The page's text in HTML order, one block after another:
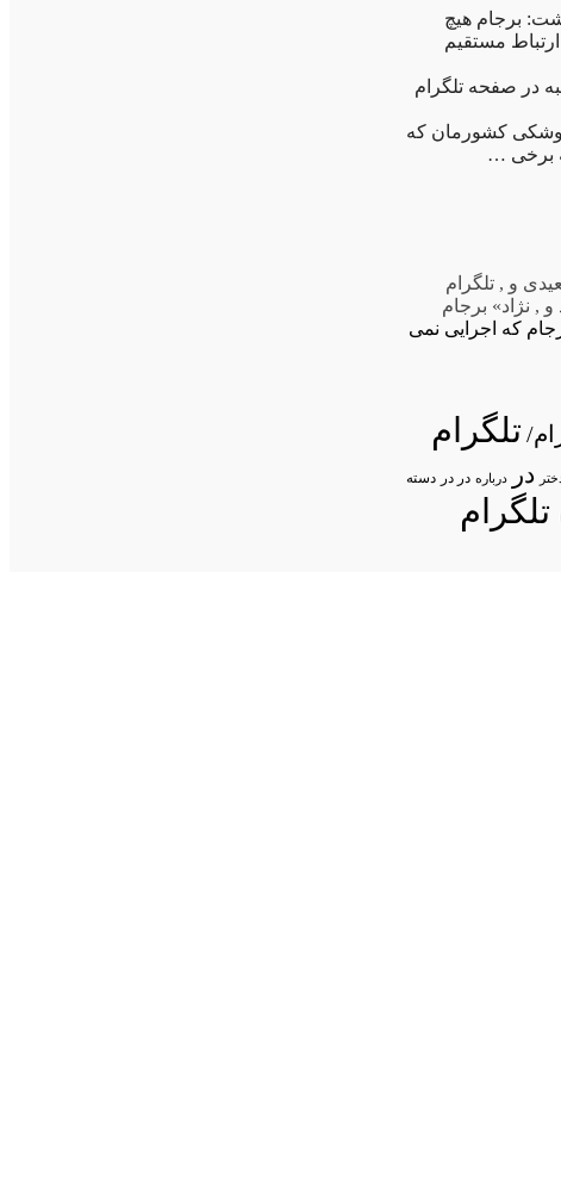
برجام هیچ
مستقیم
در صفحه تلگرام
کشورمان که
برخی …
و , تلگرام
و , نژاد» برجام
که اجرایی نمی
تلگرام
در درباره در در دسته